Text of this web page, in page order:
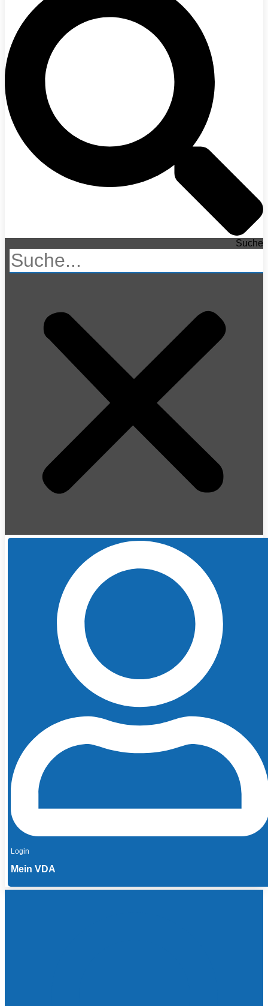
Suche
Login
Mein VDA